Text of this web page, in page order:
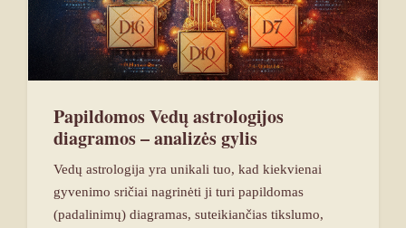
Papildomos Vedų astrologijos
diagramos – analizės gylis
Vedų astrologija yra unikali tuo, kad kiekvienai
gyvenimo sričiai nagrinėti ji turi papildomas
(padalinimų) diagramas, suteikiančias tikslumo,